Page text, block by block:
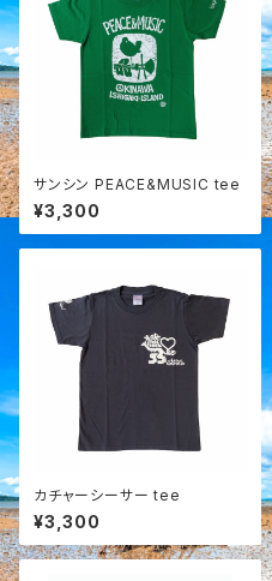
サンシン PEACE&MUSIC tee
¥3,300
カチャーシーサー tee
¥3,300